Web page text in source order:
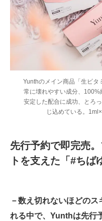
Yunthのメイン商品「生ビタ
常に壊れやすい成分、
安定した配合に成功、とろ
じ込めている。
先行予約で即完売
トを支えた「#ちば
－数え切れないほどの
れる中で、Yunthは先行